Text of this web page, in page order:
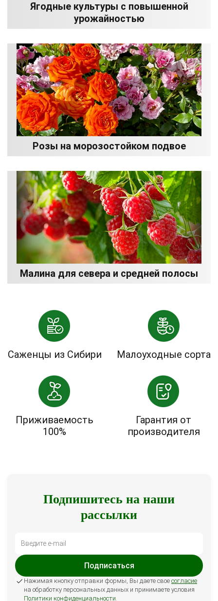
Ягодные культуры с повышенной
урожайностью
Розы на морозостойком подвое
Малина для севера и средней полосы
Саженцы из Сибири Малоуходные сорта
Приживаемость
100%
Гарантия от
производителя
Подпишитесь на наши
рассылки
Подписаться
Нажимая кнопку отправки формы, Вы даете свое согласие
на обработку персональных данных и принимаете условия
Политики конфиденциальности.